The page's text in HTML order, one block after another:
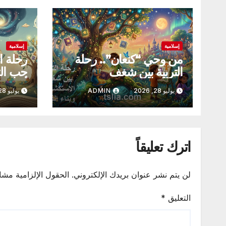
إسلامية
من وحي “كنعان”.. رحلة
التربية بين شغف
الاستكشاف وبناء الذات
يوليو 28, 2026 ADMIN
إسلامية
رحلة
حب
يوليو 28, 2026
اترك تعليقاً
لن يتم نشر عنوان بريدك الإلكتروني. الحقول الإلزامية
التعليق *